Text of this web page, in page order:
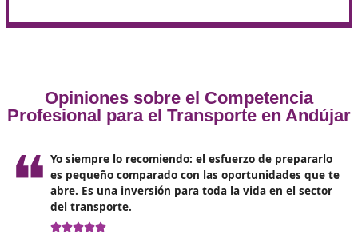
actuales que son altamente valorados en el mercado
como la mejor herramienta. Consúltanos cualquier
Futuro profesional: